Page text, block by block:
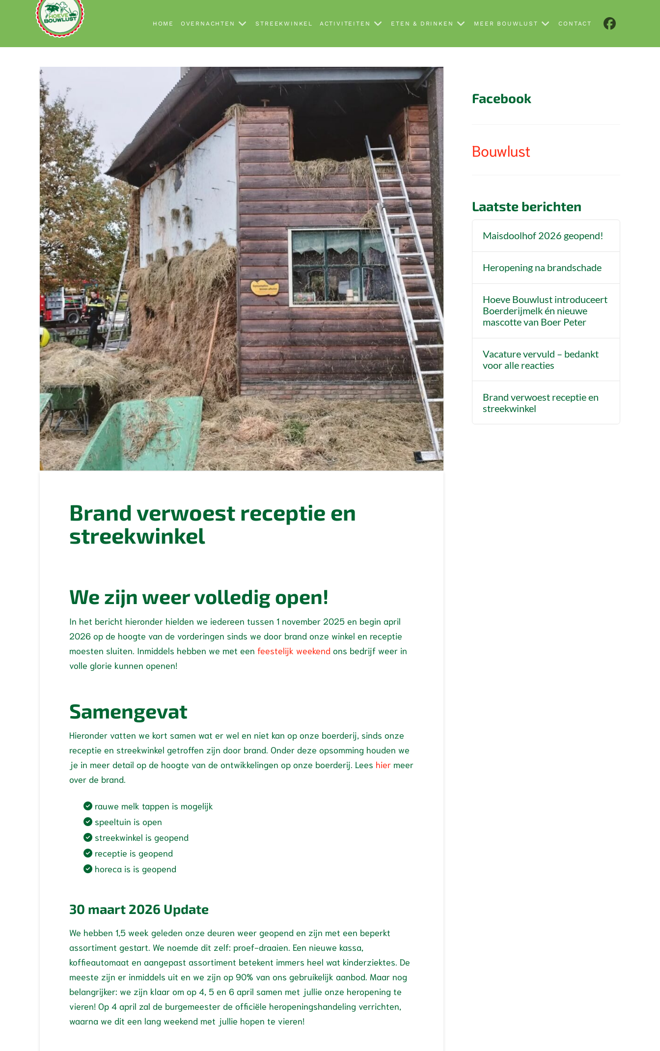
HOME OVERNACHTEN STREEKWINKEL ACTIVITEITEN ETEN & DRINKEN MEER BOUWLUST CONTACT
Brand verwoest receptie en
streekwinkel
We zijn weer volledig open!
In het bericht hieronder hielden we iedereen tussen 1 november 2025 en begin april
2026 op de hoogte van de vorderingen sinds we door brand onze winkel en receptie
moesten sluiten. Inmiddels hebben we met een feestelijk weekend ons bedrijf weer in
volle glorie kunnen openen!
Samengevat
Hieronder vatten we kort samen wat er wel en niet kan op onze boerderij, sinds onze
receptie en streekwinkel getroffen zijn door brand. Onder deze opsomming houden we
je in meer detail op de hoogte van de ontwikkelingen op onze boerderij. Lees hiermeer
over de brand.
rauwe melk tappen is mogelijk
speeltuin is open
streekwinkel is geopend
receptie is geopend
horeca is is geopend
30 maart 2026 Update
We hebben 1,5 week geleden onze deuren weer geopend en zijn met een beperkt
assortiment gestart. We noemde dit zelf: proef-draaien. Een nieuwe kassa,
koffieautomaat en aangepast assortiment betekent immers heel wat kinderziektes. De
meeste zijn er inmiddels uit en we zijn op 90% van ons gebruikelijk aanbod. Maar nog
belangrijker: we zijn klaar om op 4, 5 en 6 april samen met jullie onze heropening te
vieren! Op 4 april zal de burgemeester de officiële heropeningshandeling verrichten,
waarna we dit een lang weekend met jullie hopen te vieren!
Facebook
Bouwlust
Laatste berichten
Maisdoolhof 2026 geopend!
Heropening na brandschade
Hoeve Bouwlust introduceert
Boerderijmelk én nieuwe
mascotte van Boer Peter
Vacature vervuld – bedankt
voor alle reacties
Brand verwoest receptie en
streekwinkel